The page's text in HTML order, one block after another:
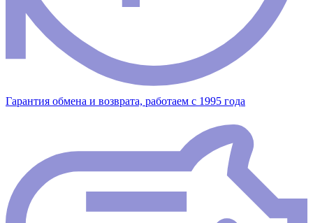
Гарантия обмена и возврата, работаем с 1995 года